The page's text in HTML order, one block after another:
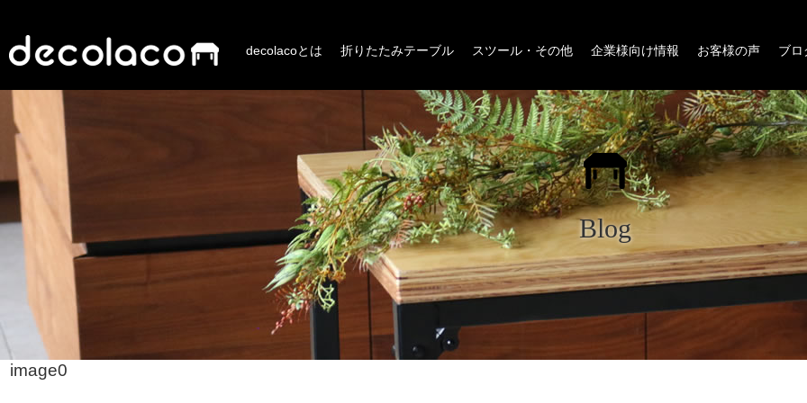
decolacoとは 折りたたみテーブル スツール・その他 企業様向け情報 お客様の声 ブロ
Blog
image0